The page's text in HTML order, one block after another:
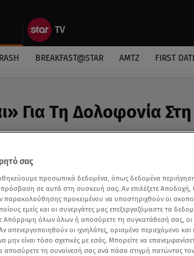
BREAKFAST@STAR ΑΜΤΖ FIRST
Για Τη Δολοφονία
σας
προσωπικά δεδομένα, όπως δεδομένα
πρόσβαση σε αυτά στη συσκευή σας. Αν επιλέξετε Αποδοχή,
παρακολούθησης προκειμένου να υποστηριχθούν οι
εμείς και οι συνεργάτες μας επεξεργαζόμαστε τα
Απόρριψη όλων όλων ή αποσύρετε τη συγκατάθεσή σας, οι
απενεργοποιηθούν οι ιχνηλάτες, ορισμένο περιεχόμενο και
μην είναι τόσο σχετικές με εσάς. Μπορείτε να
αποσύρετε τη συναίνεσή σας ανά πάσα στιγμή πατώντας